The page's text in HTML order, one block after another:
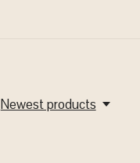
Newest products